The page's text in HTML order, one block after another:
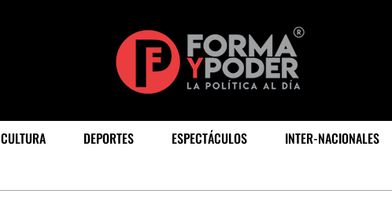
CULTURA DEPORTES ESPECTÁCULOS INTER-NACIONALES